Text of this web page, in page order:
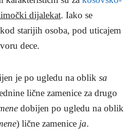
dijalekat. Iako se
starijih osoba, pod uticajem
dece.
je po ugledu na oblik sa
lične zamenice za drugo
dobijen po ugledu na oblik
) lične zamenice ja.